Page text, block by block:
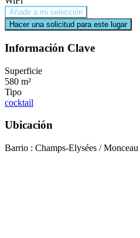
Añadir a mi selección
Hacer una solicitud para este lugar
Información Clave
Superficie
580 m²
Tipo
cocktail
Ubicación
Barrio : Champs-Elysées /